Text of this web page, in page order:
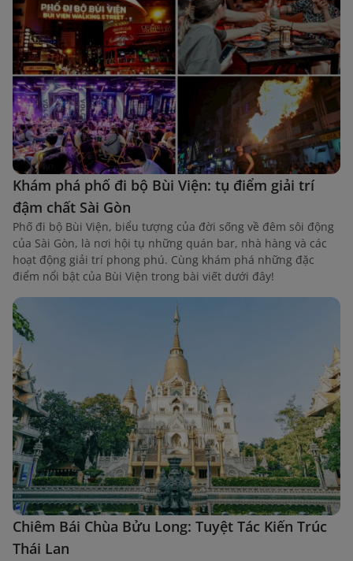
Khám phá phố đi bộ Bùi Viện: tụ điểm giải trí
đậm chất Sài Gòn
Phố đi bộ Bùi Viện, biểu tượng của đời sống về đêm sôi động
của Sài Gòn, là nơi hội tụ những quán bar, nhà hàng và các
hoạt động giải trí phong phú. Cùng khám phá những đặc
điểm nổi bật của Bùi Viện trong bài viết dưới đây!
Chiêm Bái Chùa Bửu Long: Tuyệt Tác Kiến Trúc
Thái Lan